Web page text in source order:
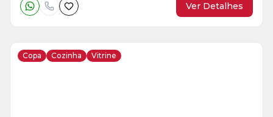
Ver Detalhes
Copa Cozinha Vitrine